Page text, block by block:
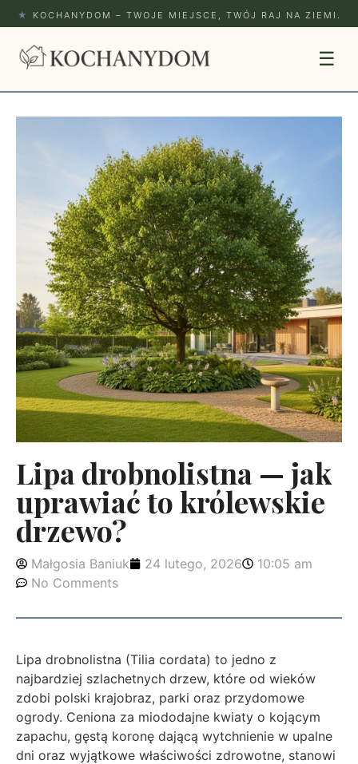
★ KOCHANYDOM – TWOJE MIEJSCE, TWÓJ RAJ NA ZIEMI.
☰
Lipa drobnolistna — jak
uprawiać to królewskie
drzewo?
Małgosia Baniuk 24 lutego, 2026
10:05 am
No Comments
Lipa drobnolistna (Tilia cordata) to jedno z
najbardziej szlachetnych drzew, które od wieków
zdobi polski krajobraz, parki oraz przydomowe
ogrody. Ceniona za miododajne kwiaty o kojącym
zapachu, gęstą koronę dającą wytchnienie w upalne
dni oraz wyjątkowe właściwości zdrowotne, stanowi